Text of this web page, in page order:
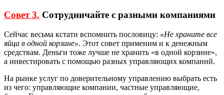
Совет 3. Сотрудничайте с разными компаниями
Сейчас весьма кстати вспомнить пословицу: «Не храните все
яйца в одной корзине». Этот совет применим и к денежным
средствам. Деньги тоже лучше не хранить «в одной корзине»,
а инвестировать с помощью разных управляющих компаний.
На рынке услуг по доверительному управлению выбрать есть
из чего: управляющие компании, частные управляющие,